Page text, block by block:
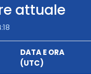
attuale
DATA E ORA
(UTC)